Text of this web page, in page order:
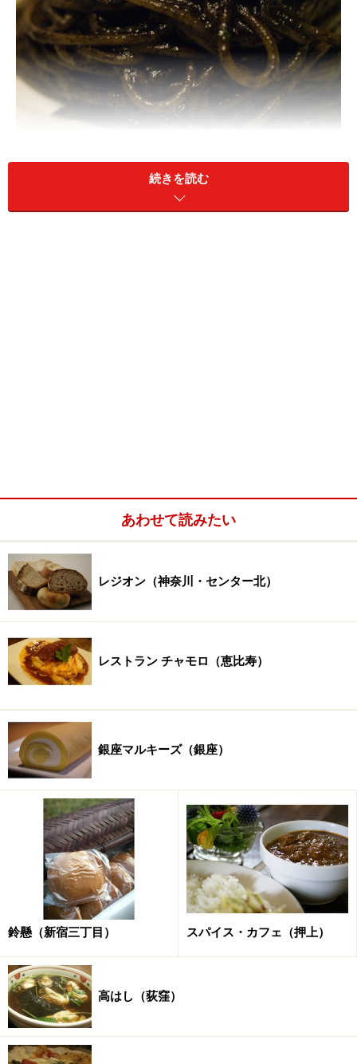
正直、どの料理を食べても間違いはないのですが、ズバ
■リストランテ ラ・バリック トウキョウ
住所：東京都文京区水道2-12-2
TEL：03-3943-4928
営業時間：11:30～12:45（ラストイン）、18:00～
21:45（ラストイン）
定休日：水曜日および毎月第2火曜日
アクセス：東京メトロ有楽町線「江戸川橋」駅より徒歩
約3分
地図：Yahoo!地図情報
※記事内容は執筆時点のものです。最新の内容をご確認くださ
い。
※メニューや料金などのデータは、取材時または記事公開時点で
の内容です。
続きを読む
あわせて読みたい
レジオン（神奈川・センター北）
レストラン チャモロ（恵比寿）
銀座マルキーズ（銀座）
鈴懸（新宿三丁目） スパイス・カフェ（押上）
高はし（荻窪）